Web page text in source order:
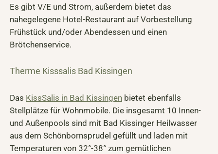
Es gibt V/E und Strom, außerdem bietet das
nahegelegene Hotel-Restaurant auf Vorbestellung
Frühstück und/oder Abendessen und einen
Brötchenservice.
Therme Kisssalis Bad Kissingen
Das KissSalis in Bad Kissingen bietet ebenfalls
Stellplätze für Wohnmobile. Die insgesamt 10 Innen-
und Außenpools sind mit Bad Kissinger Heilwasser
aus dem Schönbornsprudel gefüllt und laden mit
Temperaturen von 32°-38° zum gemütlichen